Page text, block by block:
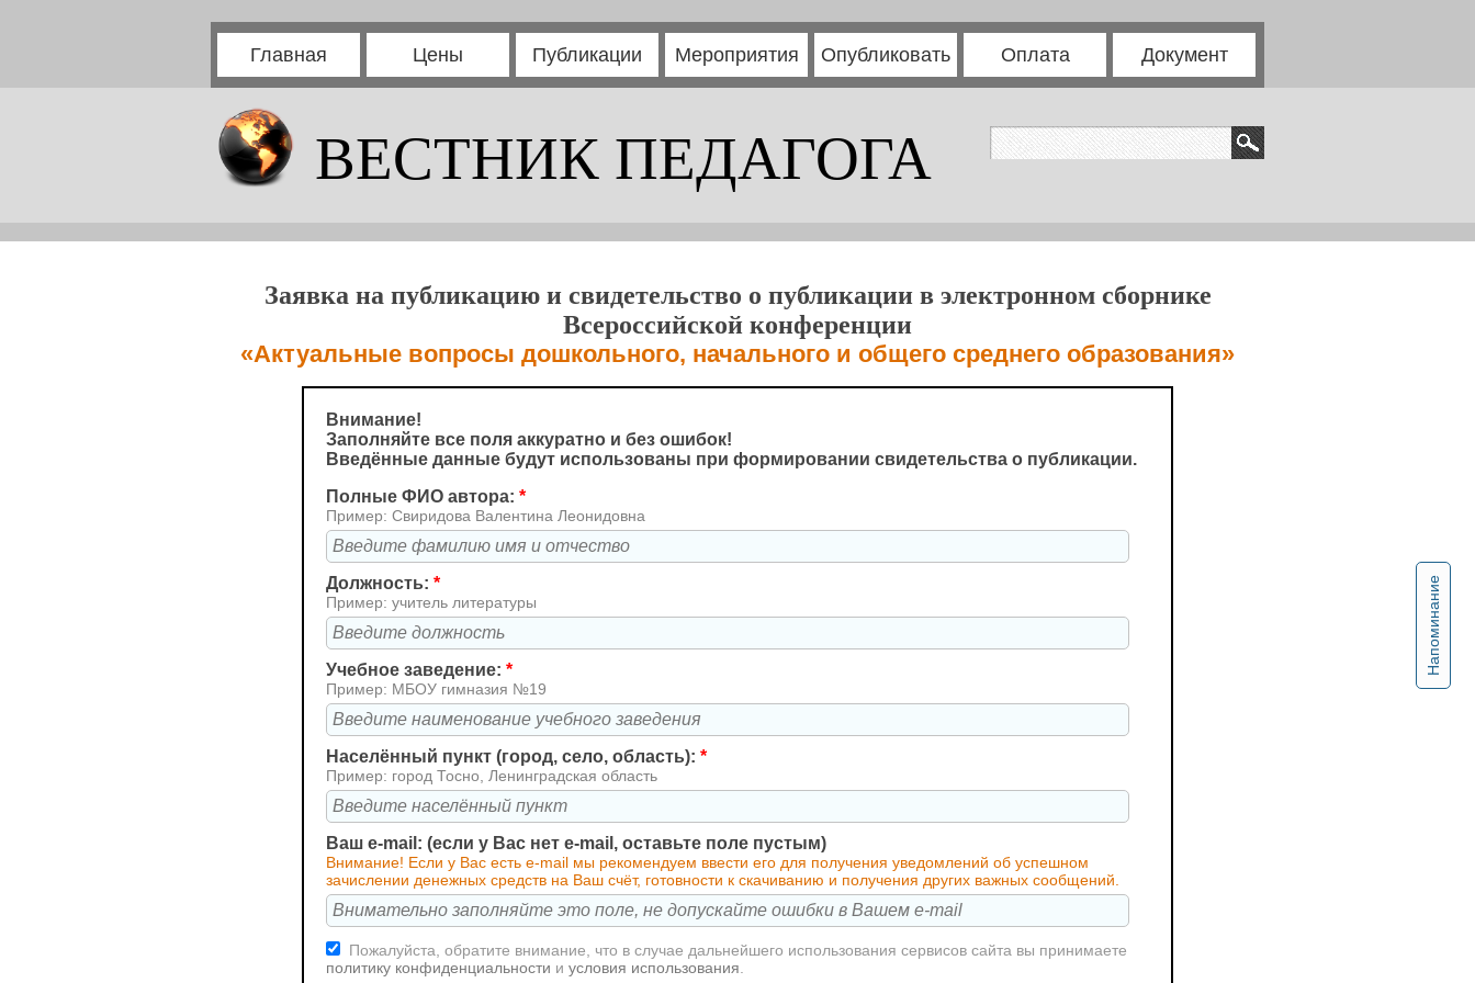
Главная Цены Публикации Мероприятия Опубликовать Оплата Документ
ВЕСТНИК ПЕДАГОГА
Напоминание
Заявка на публикацию и свидетельство о публикации в электронном сборнике
Всероссийской конференции
«Актуальные вопросы дошкольного, начального и общего среднего образования»
Внимание!
Заполняйте все поля аккуратно и без ошибок!
Введённые данные будут использованы при формировании свидетельства о публикации.
Полные ФИО автора: *
Пример: Свиридова Валентина Леонидовна
Должность: *
Пример: учитель литературы
Учебное заведение: *
Пример: МБОУ гимназия №19
Населённый пункт (город, село, область): *
Пример: город Тосно, Ленинградская область
Ваш e-mail: (если у Вас нет e-mail, оставьте поле пустым)
Внимание! Если у Вас есть e-mail мы рекомендуем ввести его для получения уведомлений об успешном
зачислении денежных средств на Ваш счёт, готовности к скачиванию и получения других важных сообщений.
Пожалуйста, обратите внимание, что в случае дальнейшего использования сервисов сайта вы принимаете
политику конфиденциальности и условия использования